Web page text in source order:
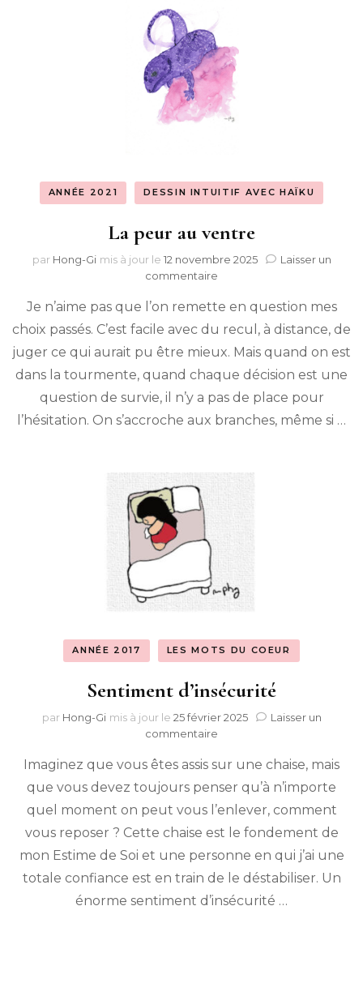
ANNÉE 2021 DESSIN INTUITIF AVEC HAÏKU
La peur au ventre
par Hong-Gi mis à jour le 12 novembre 2025
Laisser un
commentaire
peur
au
Je n’aime pas que l’on remette en question mes
choix passés. C’est facile avec du recul, à distance, de
juger ce qui aurait pu être mieux. Mais quand on est
dans la tourmente, quand chaque décision est une
question de survie, il n’y a pas de place pour
l’hésitation. On s’accroche aux branches, même si …
ANNÉE 2017 LES MOTS DU COEUR
Sentiment d’insécurité
par Hong-Gi mis à jour le 25 février 2025
Laisser un
commentaire
d’insécurité
Imaginez que vous êtes assis sur une chaise, mais
que vous devez toujours penser qu’à n’importe
quel moment on peut vous l’enlever, comment
vous reposer ? Cette chaise est le fondement de
mon Estime de Soi et une personne en qui j’ai une
totale confiance est en train de le déstabiliser. Un
énorme sentiment d’insécurité …